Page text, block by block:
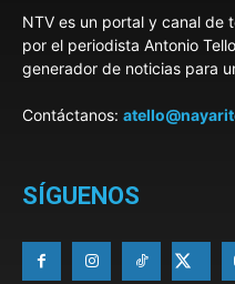
NTV es un portal y canal de
por el periodista Antonio
generador de noticias para
Contáctanos:
SÍGUENOS